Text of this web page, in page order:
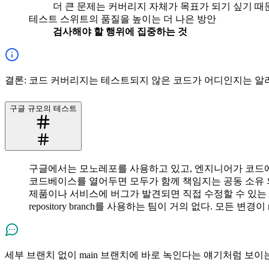
더 큰 문제는 커버리지 자체가 목표가 되기 싶기 때
테스트 스위트의 품질을 높이는 더 나은 방안
검사해야 할 행위에 집중하는 것
결론: 코드 커버리지는 테스트되지 않은 코드가 어디인지는
구글 규모의 테스트
구글에서는 모노레포를 사용하고 있고, 엔지니어가 코
코드베이스를 열어두면 모두가 함께 책임지는 공동 소유
제품이나 서비스에 버그가 발견되면 직접 수정할 수 있
repository branch를 사용하는 팀이 거의 없다. 모든 변경
세부 브랜치 없이 main 브랜치에 바로 녹인다는 얘기처럼 보이